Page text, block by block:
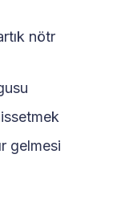
nötr
gelmesi